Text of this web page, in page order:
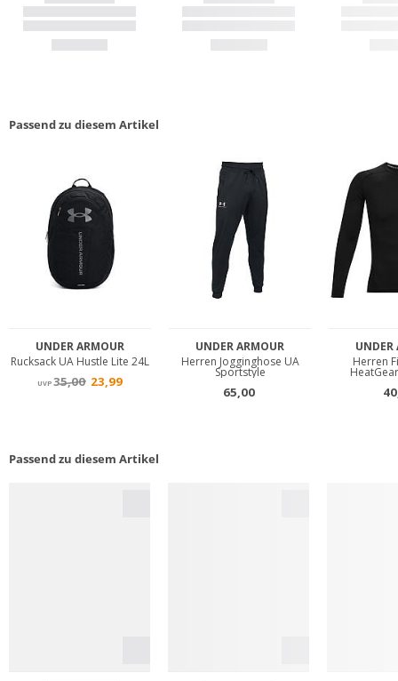
Passend zu diesem Artikel
Passend zu diesem Artikel